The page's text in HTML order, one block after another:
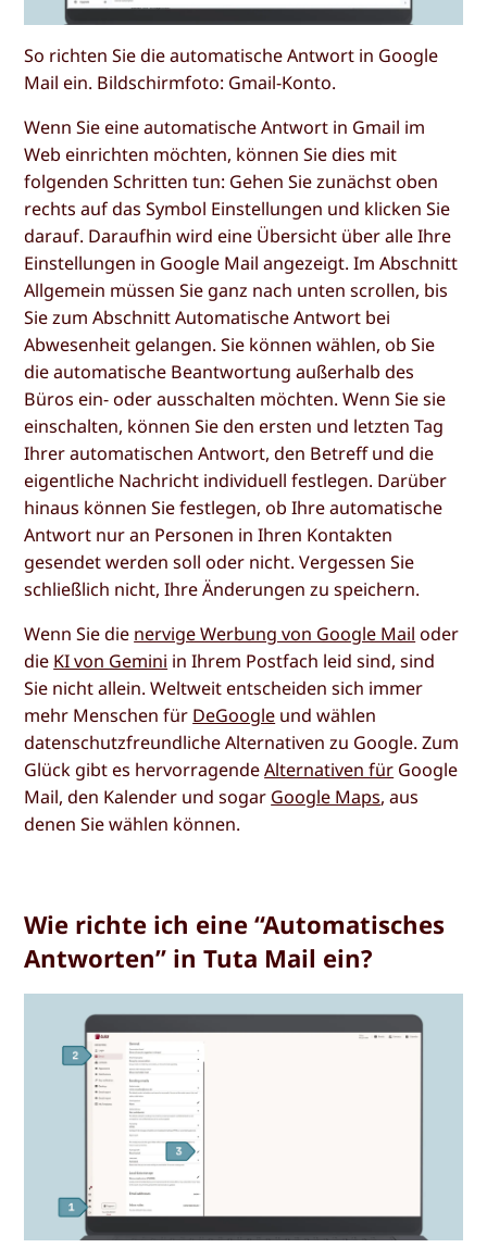
So richten Sie die automatische Antwort in Google
Mail ein. Bildschirmfoto: Gmail-Konto.
Wenn Sie eine automatische Antwort in Gmail im
Web einrichten möchten, können Sie dies mit
folgenden Schritten tun: Gehen Sie zunächst oben
rechts auf das Symbol Einstellungen und klicken Sie
darauf. Daraufhin wird eine Übersicht über alle Ihre
Einstellungen in Google Mail angezeigt. Im Abschnitt
Allgemein müssen Sie ganz nach unten scrollen, bis
Sie zum AbschnittAutomatische Antwort bei
Abwesenheit gelangen. Sie können wählen, ob Sie
dieautomatische Beantwortung außerhalb des
Büros ein- oder ausschalten möchten. Wenn Sie sie
einschalten, können Sie den ersten und letzten Tag
Ihrer automatischen Antwort, den Betreff und die
eigentliche Nachricht individuell festlegen. Darüber
hinaus können Sie festlegen, ob Ihre automatische
Antwort nur an Personen in Ihren Kontakten
gesendet werden soll oder nicht. Vergessen Sie
schließlich nicht, Ihre Änderungen zu speichern.
Wenn Sie die nervige Werbung von Google Mail oder
die KI von Gemini in Ihrem Postfach leid sind, sind
Sie nicht allein. Weltweit entscheiden sich immer
mehr Menschen für DeGoogle und wählen
datenschutzfreundliche Alternativen zu Google. Zum
Glück gibt es hervorragendeAlternativen für Google
Mail, den Kalender und sogar Google Maps, aus
denen Sie wählen können.
Wie richte ich eine “Automatisches
Antworten” in Tuta Mail ein?